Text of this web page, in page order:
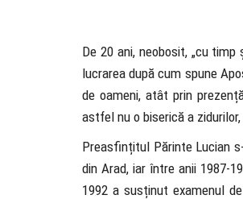
De 20 ani, neobosit, „cu
lucrarea după cum spune
de oameni, atât prin
astfel nu o biserică a
Preasfințitul Părinte Lucian
din Arad, iar între anii 1987-
1992 a susținut examenul